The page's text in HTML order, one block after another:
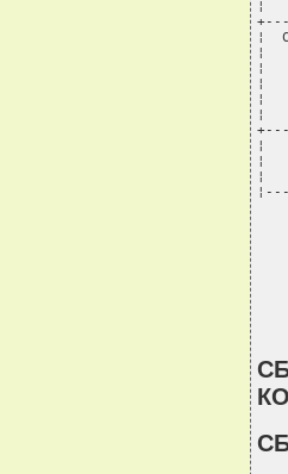
¦
¦
¦
¦
¦
¦
¦
¦
¦
¦